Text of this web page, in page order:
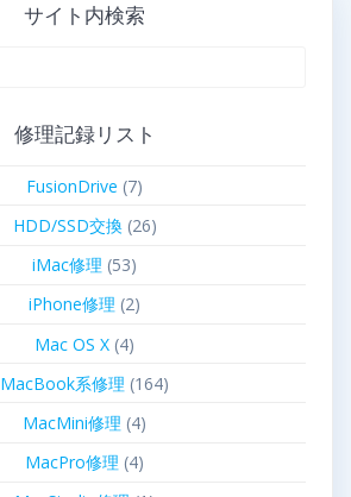
サイト内検索
修理記録リスト
FusionDrive (7)
HDD/SSD交換(26)
iMac修理 (53)
iPhone修理 (2)
Mac OS X (4)
MacBook系修理 (164)
MacMini修理 (4)
MacPro修理 (4)